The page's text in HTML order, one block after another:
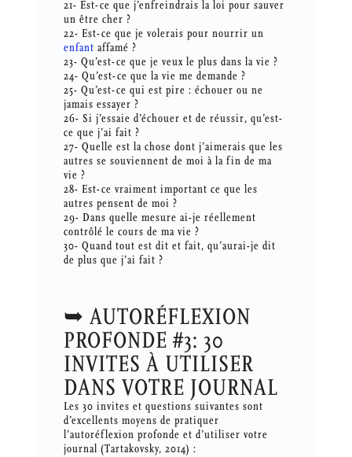
21- Est-ce que j’enfreindrais la loi pour sauver
un être cher ?
22- Est-ce que je volerais pour nourrir un
enfant affamé ?
23- Qu’est-ce que je veux le plus dans la vie ?
24- Qu’est-ce que la vie me demande ?
25- Qu’est-ce qui est pire : échouer ou ne
jamais essayer ?
26- Si j’essaie d’échouer et de réussir, qu’est-
ce que j’ai fait ?
27- Quelle est la chose dont j’aimerais que les
autres se souviennent de moi à la fin de ma
vie ?
28- Est-ce vraiment important ce que les
autres pensent de moi ?
29- Dans quelle mesure ai-je réellement
contrôlé le cours de ma vie ?
30- Quand tout est dit et fait, qu’aurai-je dit
de plus que j’ai fait ?
➥ AUTORÉFLEXION
PROFONDE #3: 30
INVITES À UTILISER
DANS VOTRE JOURNAL
Les 30 invites et questions suivantes sont
d’excellents moyens de pratiquer
l’autoréflexion profonde et d’utiliser votre
journal (Tartakovsky, 2014) :